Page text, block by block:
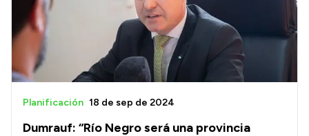
Dumrauf: “Río Negro será una provincia
Planificación 18 de sep de 2024